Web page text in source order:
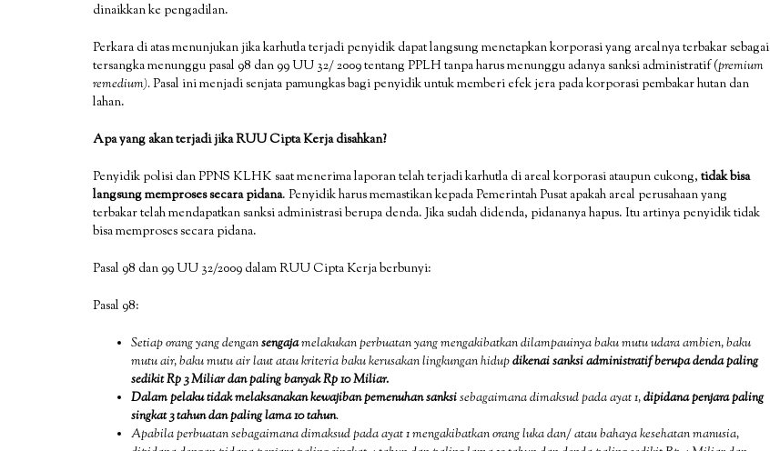
dinaikkan ke pengadilan.
Perkara di atas menunjukan jika karhutla terjadi penyidik dapat langsung menetapkan korporasi yang arealnya terbakar sebagai
tersangka menunggu pasal 98 dan 99 UU 32/ 2009 tentang PPLH tanpa harus menunggu adanya sanksi administratif (premium
remedium).Pasal ini menjadi senjata pamungkas bagi penyidik untuk memberi efek jera pada korporasi pembakar hutan dan
lahan.
Apa yang akan terjadi jika RUU Cipta Kerja disahkan?
Penyidik polisi dan PPNS KLHK saat menerima laporan telah terjadi karhutla di areal korporasi ataupun cukong, tidak bisa
langsung memproses secara pidana. Penyidik harus memastikan kepada Pemerintah Pusat apakah areal perusahaan yang
terbakar telah mendapatkan sanksi administrasi berupa denda. Jika sudah didenda, pidananya hapus. Itu artinya penyidik tidak
bisa memproses secara pidana.
Pasal 98 dan 99 UU 32/2009 dalam RUU Cipta Kerja berbunyi:
Pasal 98:
Setiap orang yang dengansengajamelakukan perbuatan yang mengakibatkan dilampauinya baku mutu udara ambien, baku
mutu air, baku mutu air laut atau kriteria baku kerusakan lingkungan hidupdikenai sanksi administratif berupa denda paling
sedikit Rp 3 Miliar dan paling banyak Rp 10 Miliar.
Dalam pelaku tidak melaksanakan kewajiban pemenuhan sanksisebagaimana dimaksud pada ayat 1,dipidana penjara paling
singkat 3 tahun dan paling lama 10 tahun.
Apabila perbuatan sebagaimana dimaksud pada ayat 1 mengakibatkan orang luka dan/ atau bahaya kesehatan manusia,